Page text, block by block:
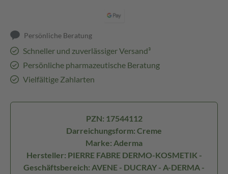
Persönliche Beratung
Schneller und zuverlässiger Versand³
Persönliche pharmazeutische Beratung
Vielfältige Zahlarten
PZN: 17544112
Darreichungsform: Creme
Marke: Aderma
Hersteller: PIERRE FABRE DERMO-KOSMETIK -
Geschäftsbereich: AVENE - DUCRAY - A-DERMA -